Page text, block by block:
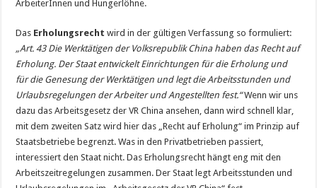
ArbeiterInnen und Hungerlöhne.
Das Erholungsrecht wird in der gültigen Verfassung so formuliert:
„Art. 43 Die Werktätigen der Volksrepublik China haben das Recht auf
Erholung. Der Staat ent­wickelt Einrichtungen für die Erholung und
für die Genesung der Werktätigen und legt die Arbeitsstunden und
Urlaubsregelungen der Arbeiter und Angestellten fest.“Wenn wir uns
dazu das Arbeitsgesetz der VR China ansehen, dann wird schnell klar,
mit dem zweiten Satz wird hier das „Recht auf Erholung“ im Prinzip auf
Staatsbetriebe begrenzt. Was in den Privatbetrieben passiert,
interessiert den Staat nicht. Das Erholungsrecht hängt eng mit den
Arbeitszeitregelungen zusammen. Der Staat legt Arbeitsstunden und